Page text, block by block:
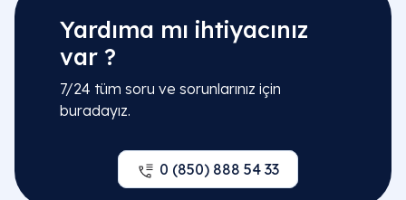
Yardıma mı ihtiyacınız
var ?
7/24 tüm soru ve sorunlarınız için
buradayız.
0 (850) 888 54 33